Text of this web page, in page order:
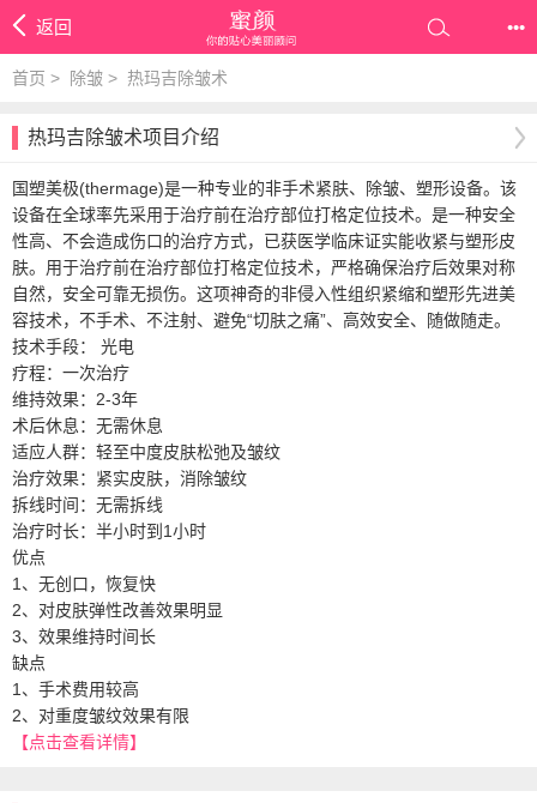
返回 •••
首页 > 除皱 > 热玛吉除皱术
热玛吉除皱术项目介绍
国塑美极(thermage)是一种专业的非手术紧肤、除皱、塑形设备。该
设备在全球率先采用于治疗前在治疗部位打格定位技术。是一种安全
性高、不会造成伤口的治疗方式，已获医学临床证实能收紧与塑形皮
肤。用于治疗前在治疗部位打格定位技术，严格确保治疗后效果对称
自然，安全可靠无损伤。这项神奇的非侵入性组织紧缩和塑形先进美
容技术，不手术、不注射、避免“切肤之痛”、高效安全、随做随走。
技术手段： 光电
疗程：一次治疗
维持效果：2-3年
术后休息：无需休息
适应人群：轻至中度皮肤松弛及皱纹
治疗效果：紧实皮肤，消除皱纹
拆线时间：无需拆线
治疗时长：半小时到1小时
优点
1、无创口，恢复快
2、对皮肤弹性改善效果明显
3、效果维持时间长
缺点
1、手术费用较高
2、对重度皱纹效果有限
【点击查看详情】